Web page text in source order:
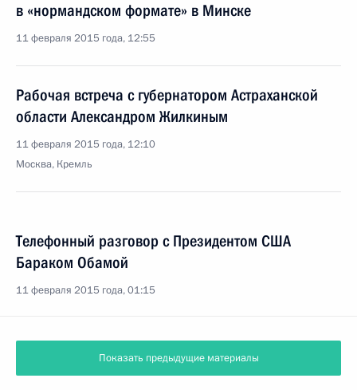
в «нормандском формате» в Минске
11 февраля 2015 года, 12:55
Рабочая встреча с губернатором Астраханской
области Александром Жилкиным
11 февраля 2015 года, 12:10
Москва, Кремль
Телефонный разговор с Президентом США
Бараком Обамой
11 февраля 2015 года, 01:15
Показать предыдущие материалы